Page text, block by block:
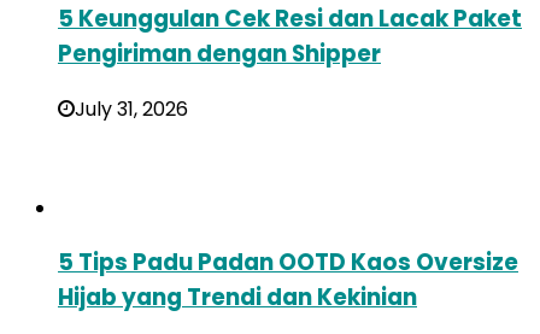
5 Keunggulan Cek Resi dan Lacak Paket
Pengiriman dengan Shipper
July 31, 2026
5 Tips Padu Padan OOTD Kaos Oversize
Hijab yang Trendi dan Kekinian